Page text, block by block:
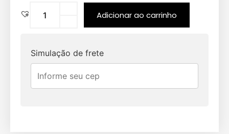
Adicionar ao carrinho
Simulação de frete